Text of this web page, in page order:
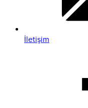
İletişim